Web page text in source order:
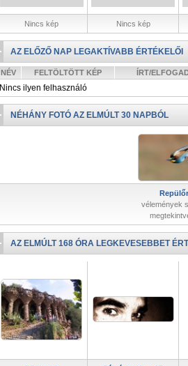
Nincs kép Nincs kép
AZ ELŐZŐ NAP LEGAKTÍVABB ÉRTÉKELŐI
NÉV FELTÖLTÖTT KÉP ÍRT/
Nincs ilyen felhasználó
NÉHÁNY FOTÓ AZ ELMÚLT 30 NAPBÓL
vélemények
AZ ELMÚLT 168 ÓRA LEGKEVESEBBET